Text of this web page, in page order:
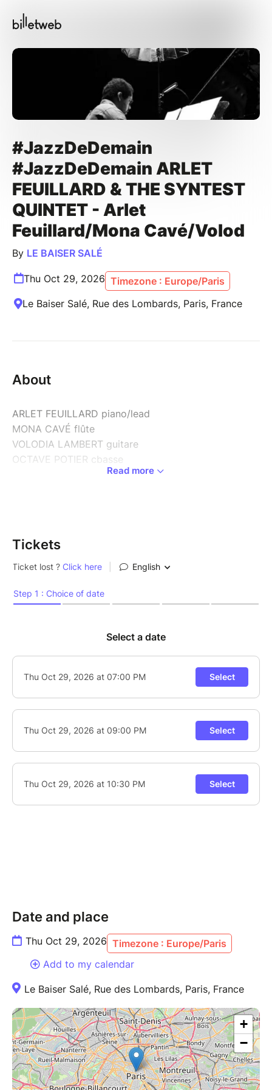
#JazzDeDemain
#JazzDeDemain ARLET
FEUILLARD & THE SYNTEST
QUINTET - Arlet
Feuillard/Mona Cavé/Volod
By LE BAISER SALÉ
Thu Oct 29, 2026 Timezone : Europe/Paris
Le Baiser Salé, Rue des Lombards, Paris, France
About
ARLET FEUILLARD piano/lead
MONA CAVÉ flûte
VOLODIA LAMBERT guitare
OCTAVE POTIER cbasse
VINCENT FAUVET batterie
répondent en permanence. Inspiré par des artistes
comme Kurt Rosenwinkel et Aaron Parks, le groupe
nourrit également son univers d’influences venues
d’ailleurs, des musiques africaines au rock, qui
irriguent ses compositions et ses arrangements. Un
musicien prend part à la construction d’un langage
dynamique, introspective et audacieuse.
découvertes, Arlet Feuillard et le Syntest Quintet
retrouvent le Baiser Salé pour prolonger cette
aventure, devenue un véritable laboratoire où
prennent forme, au fil des concerts, de nouvelles
compositions, de nouveaux arrangements et pistes
musicales.
Créé en 2012, le créneau #JazzDeDemain a donné
---------------
ARLET FEUILLARD, piano/lead
MONA CAVÉ, flute
OCTAVE POTIER double bass
VINCENT FAUVET drums
In their quest to find ‘their sound’, Arlet Feuillard and
the Syntest Quintet create music in which
Read more
Tickets
Date and place
Thu Oct 29, 2026 Timezone : Europe/Paris
Add to my calendar
Le Baiser Salé, Rue des Lombards, Paris, France
+
−